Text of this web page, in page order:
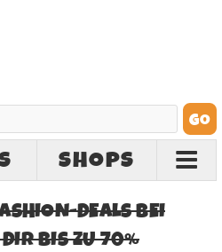
SHOPS
DEALS BEI
DIR BIS ZU 70%